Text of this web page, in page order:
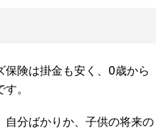
険は掛金も安く、0歳から
。
自分ばかりか、子供の将来の